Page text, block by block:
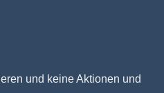
und keine Aktionen und